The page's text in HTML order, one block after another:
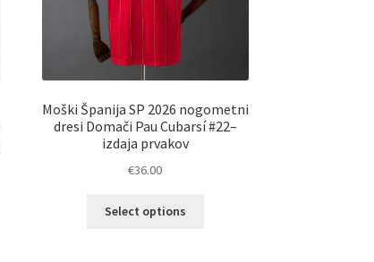
Moški Španija SP 2026 nogometni
dresi Domači Pau Cubarsí #22–
izdaja prvakov
€36.00
Select options